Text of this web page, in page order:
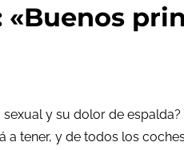
«Buenos
y su dolor de
tener, y de todos los